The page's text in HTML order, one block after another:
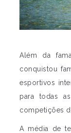
Além da
conquistou
esportivos
para todas
competições
A média de